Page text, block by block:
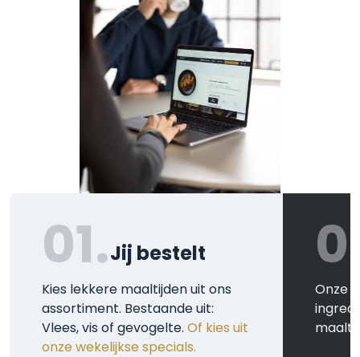
01.Jij bestelt
Kies lekkere maaltijden uit ons
assortiment. Bestaande uit:
Vlees, vis of gevogelte. Of kies uit
onze wekelijkse specials.
Onze